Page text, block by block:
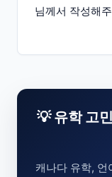
님께서 작성해
💡 유학 고
캐나다 유학, 언